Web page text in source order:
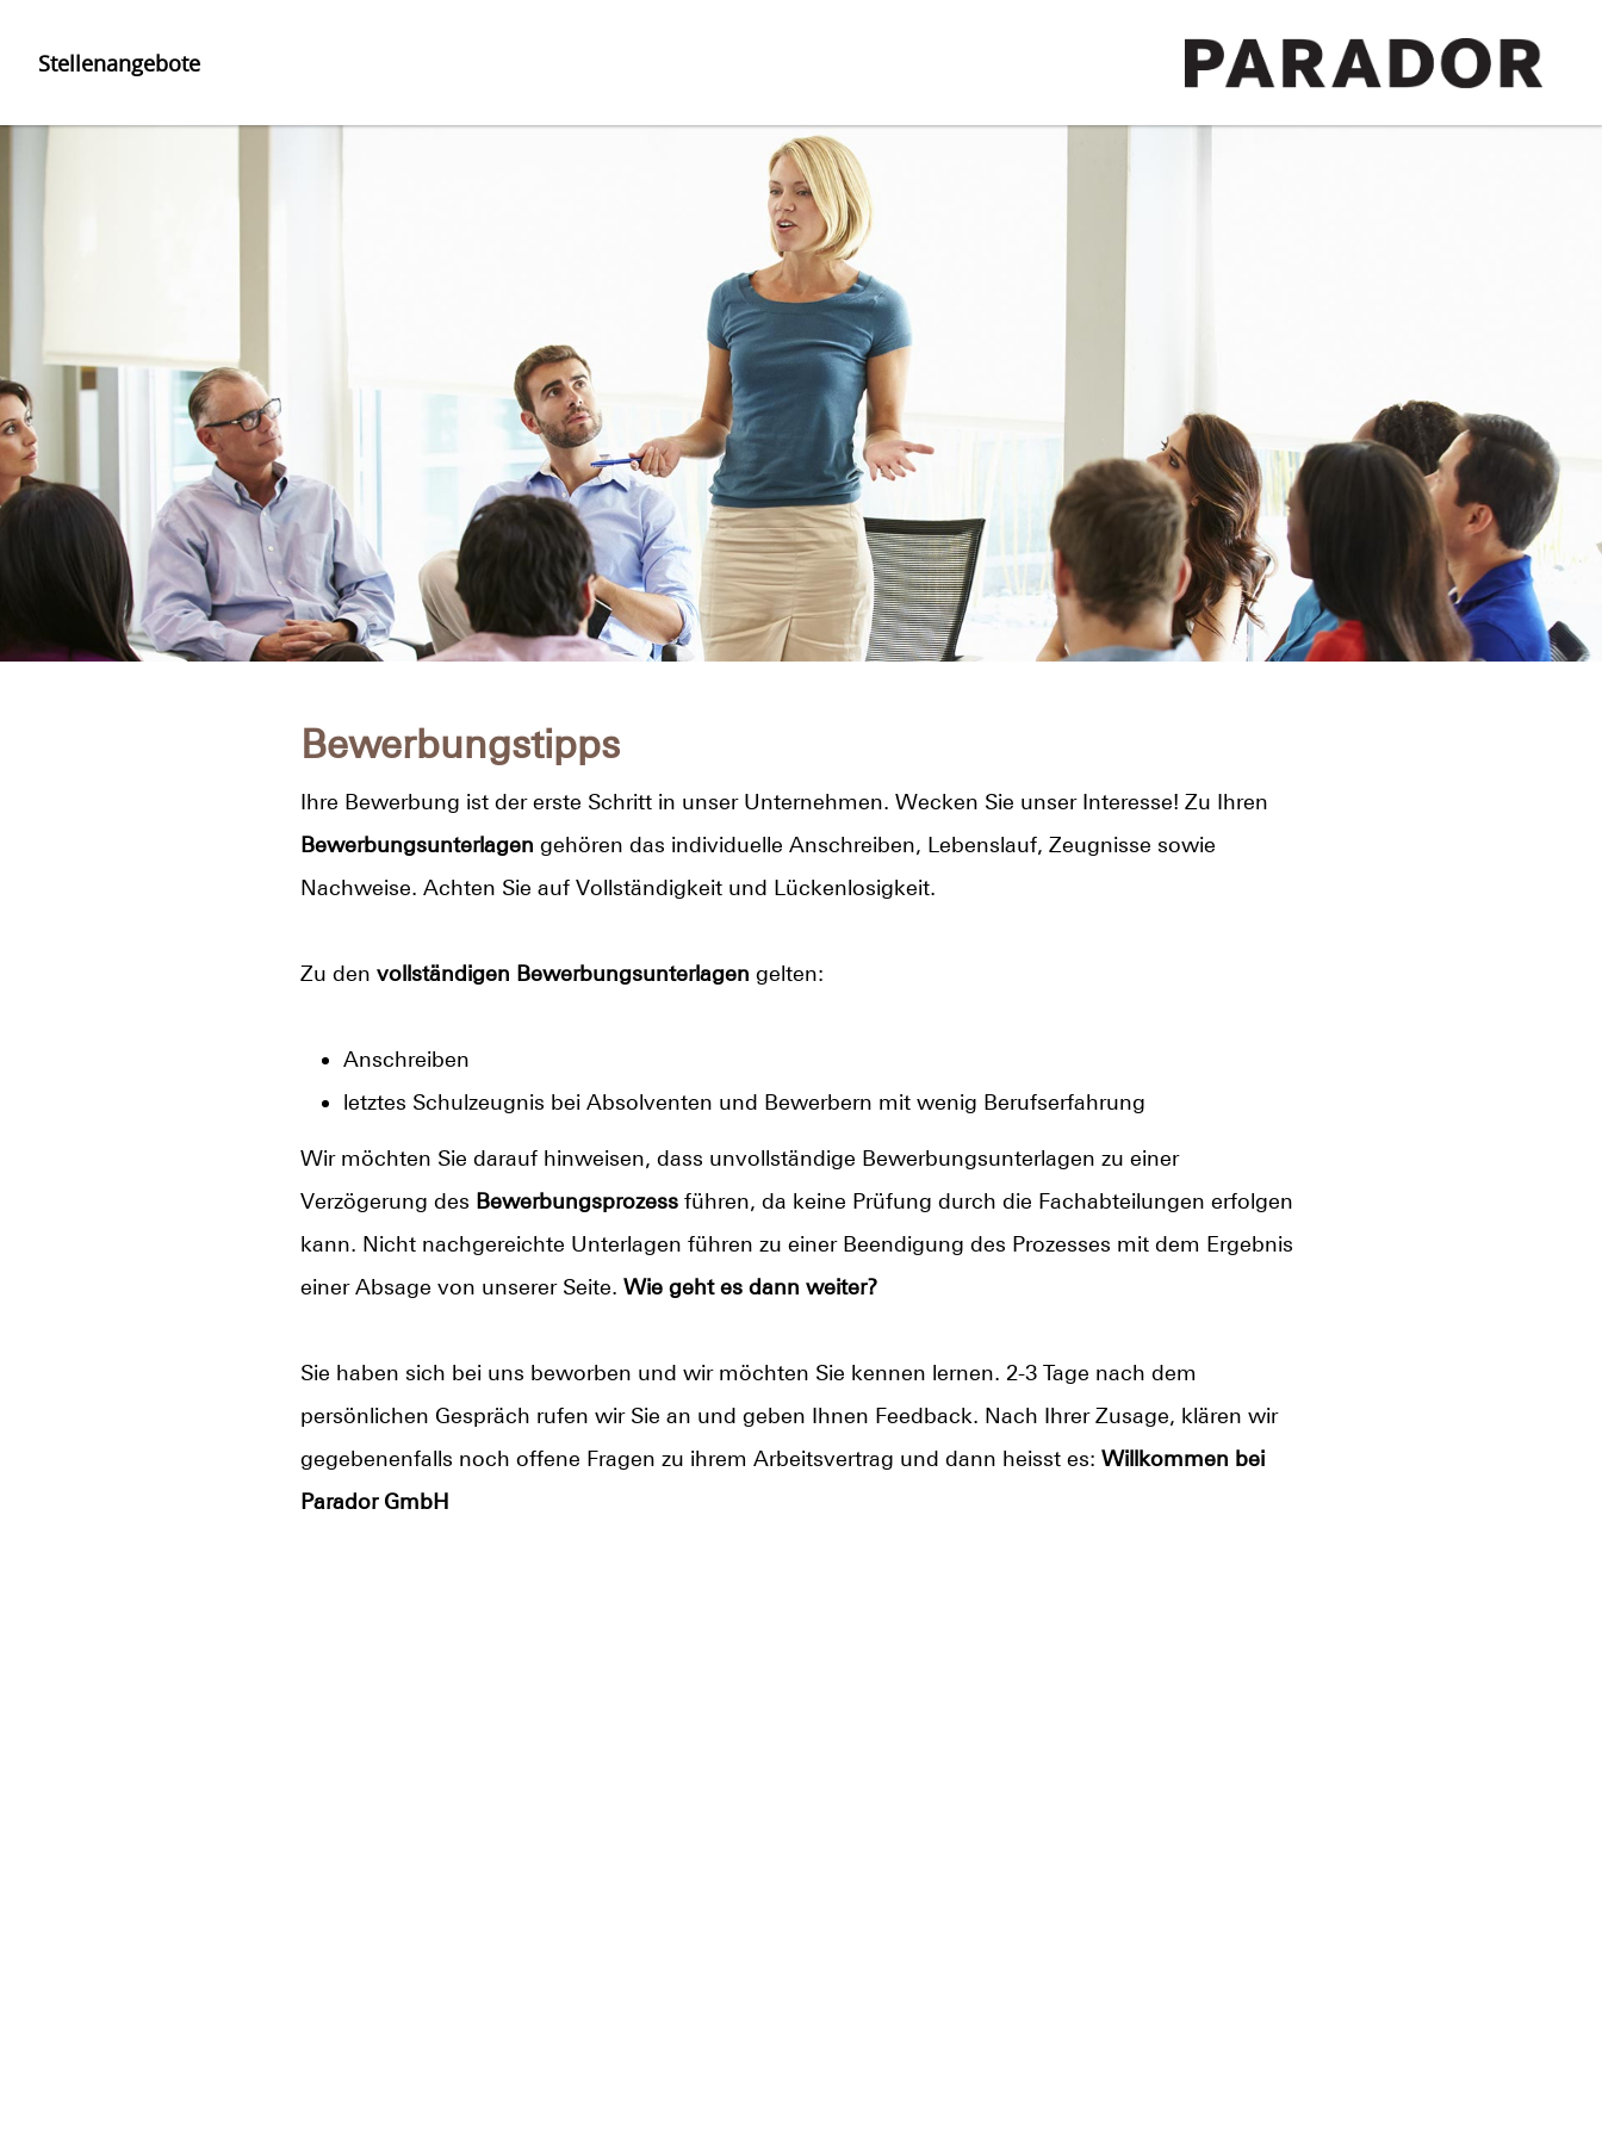
Stellenangebote
Bewerbungstipps
Ihre Bewerbung ist der erste Schritt in unser Unternehmen. Wecken Sie unser Interesse! Zu Ihren
Bewerbungsunterlagen gehören das individuelle Anschreiben, Lebenslauf, Zeugnisse sowie
Nachweise. Achten Sie auf Vollständigkeit und Lückenlosigkeit.
Zu den vollständigen Bewerbungsunterlagen gelten:
Anschreiben
letztes Schulzeugnis bei Absolventen und Bewerbern mit wenig Berufserfahrung
Wir möchten Sie darauf hinweisen, dass unvollständige Bewerbungsunterlagen zu einer
Verzögerung des Bewerbungsprozess führen, da keine Prüfung durch die Fachabteilungen erfolgen
kann. Nicht nachgereichte Unterlagen führen zu einer Beendigung des Prozesses mit dem Ergebnis
einer Absage von unserer Seite. Wie geht es dann weiter?
Sie haben sich bei uns beworben und wir möchten Sie kennen lernen. 2-3 Tage nach dem
persönlichen Gespräch rufen wir Sie an und geben Ihnen Feedback. Nach Ihrer Zusage, klären wir
gegebenenfalls noch offene Fragen zu ihrem Arbeitsvertrag und dann heisst es: Willkommen bei
Parador GmbH